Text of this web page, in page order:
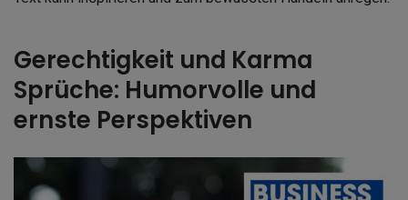
Gerechtigkeit und Karma
Sprüche: Humorvolle und
ernste Perspektiven